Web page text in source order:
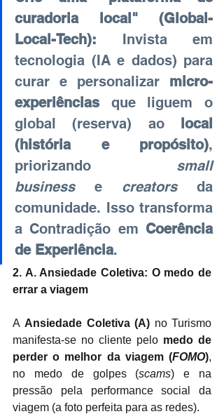
curadoria local" (Global-
Local-Tech):
Invista em
tecnologia (IA e dados) para
curar e personalizar
micro-
experiências
que liguem o
global (reserva) ao
local
(história e propósito),
priorizando
small
business
e creators
da
comunidade. Isso transforma
a Contradição em Coerência
de Experiência.
2. A. Ansiedade Coletiva: O medo de
errar a viagem
A Ansiedade Coletiva (A) no Turismo
manifesta-se no cliente pelo medo de
perder o melhor da viagem (FOMO),
no medo de golpes (scams) e na
pressão pela performance social da
viagem (a foto perfeita para as redes).